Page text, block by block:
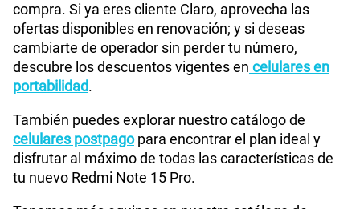
compra. Si ya eres cliente Claro, aprovecha las
ofertas disponibles en renovación; y si deseas
cambiarte de operador sin perder tu número,
descubre los descuentos vigentes en celulares en
portabilidad.
También puedes explorar nuestro catálogo de
celulares postpagopara encontrar el plan ideal y
disfrutar al máximo de todas las características de
tu nuevo Redmi Note 15 Pro.